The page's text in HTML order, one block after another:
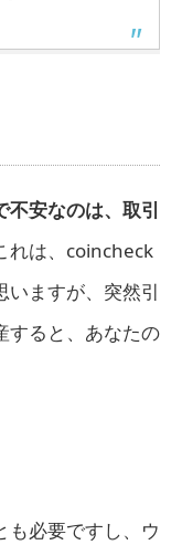
不安なのは、取引
れは、coincheck
いますが、突然引
すると、あなたの
も必要ですし、ウ